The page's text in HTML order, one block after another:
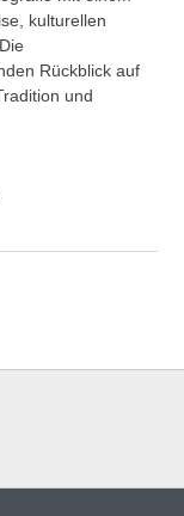
kulturellen
Rückblick auf
und